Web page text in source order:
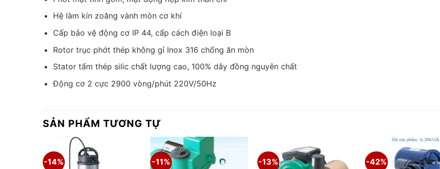
Hệ làm kín zoăng vành mòn cơ khí
Cấp bảo vệ động cơ IP 44, cấp cách điện loại B
Rotor trục phớt thép không gỉ Inox 316 chống ăn mòn
Stator tấm thép silic chất lượng cao, 100% dây đồng nguyên chất
Động cơ 2 cực 2900 vòng/phút 220V/50Hz
SẢN PHẨM TƯƠNG TỰ
-14% -11% -13% -42%